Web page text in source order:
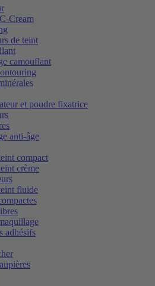
Cream
de teint
camouflant
et poudre fixatrice
anti-âge
compact
crème
fluide
adhésifs